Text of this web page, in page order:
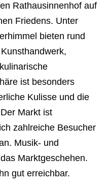
Rathausinnenhof auf
Friedens. Unter
bieten rund
ist besonders
Kulisse und die
Markt ist
zahlreiche Besucher
Musik- und
Marktgeschehen.
gut erreichbar.
❄